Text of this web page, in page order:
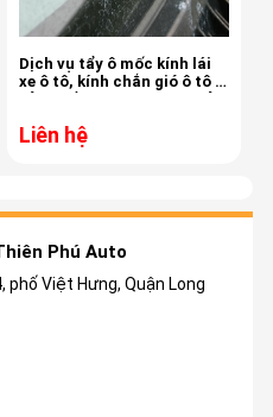
Dịch vụ tẩy ô mốc kính lái
xe ô tô, kính chắn gió ô tô ,
Liên hệ
Phú Auto
phố Việt Hưng, Quận Long